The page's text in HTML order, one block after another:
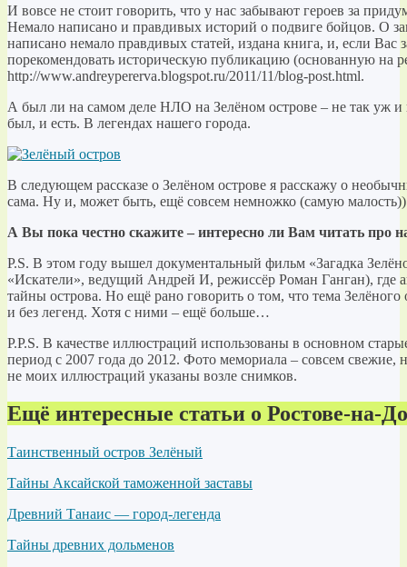
И вовсе не стоит говорить, что у нас забывают героев за
Немало написано и правдивых историй о подвиге бойцов. О
написано немало правдивых статей, издана книга, и, если Вас
порекомендовать историческую публикацию (основанную на
http://www.andreypererva.blogspot.ru/2011/11/blog-post.html.
А был ли на самом деле НЛО на Зелёном острове – не так уж и
был, и есть. В легендах нашего города.
В следующем рассказе о Зелёном острове я расскажу о
сама. Ну и, может быть, ещё совсем немножко (самую
А Вы пока честно скажите – интересно ли Вам читать про
P.S. В этом году вышел документальный фильм «Загадка
«Искатели», ведущий Андрей И, режиссёр Роман Ганган), где
тайны острова. Но ещё рано говорить о том, что тема
и без легенд. Хотя с ними – ещё больше…
P.P.S. В качестве иллюстраций использованы в основном
период с 2007 года до 2012. Фото мемориала – совсем свежие,
не моих иллюстраций указаны возле снимков.
Ещё интересные статьи о Ростове-на-
Таинственный остров Зелёный
Тайны Аксайской таможенной заставы
Древний Танаис — город-легенда
Тайны древних дольменов